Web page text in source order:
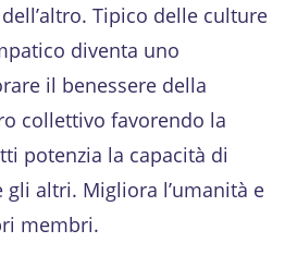
Tipico delle culture
diventa uno
il benessere della
collettivo favorendo la
potenzia la capacità di
altri. Migliora l’umanità e
membri.